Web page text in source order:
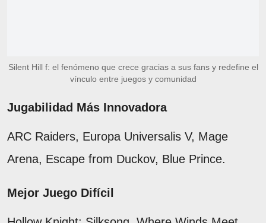
Silent Hill f: el fenómeno que crece gracias a sus fans y redefine el
vínculo entre juegos y comunidad
Jugabilidad Más Innovadora
ARC Raiders, Europa Universalis V, Mage
Arena, Escape from Duckov, Blue Prince.
Mejor Juego Difícil